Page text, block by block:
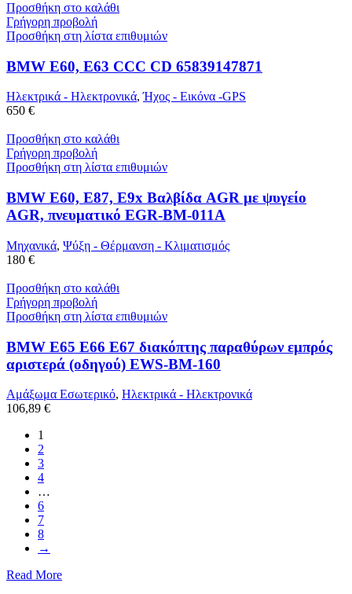
Προσθήκη στο καλάθι
Γρήγορη προβολή
Προσθήκη στη λίστα επιθυμιών
BMW E60, E63 CCC CD 65839147871
Ηλεκτρικά - Ηλεκτρονικά, Ήχος - Εικόνα -GPS
650 €
Προσθήκη στο καλάθι
Γρήγορη προβολή
Προσθήκη στη λίστα επιθυμιών
BMW E60, E87, E9x Βαλβίδα AGR με ψυγείο
AGR, πνευματικό EGR-BM-011A
Μηχανικά, Ψύξη - Θέρμανση - Κλιματισμός
180 €
Προσθήκη στο καλάθι
Γρήγορη προβολή
Προσθήκη στη λίστα επιθυμιών
BMW E65 E66 E67 διακόπτης παραθύρων εμπρός
αριστερά (οδηγού) EWS-BM-160
Αμάξωμα Εσωτερικό, Ηλεκτρικά - Ηλεκτρονικά
106,89 €
1
2
3
4
…
6
7
8
→
Read More